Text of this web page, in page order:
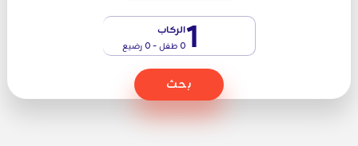
1الركاب
0 طفل - 0 رضيع
بحث